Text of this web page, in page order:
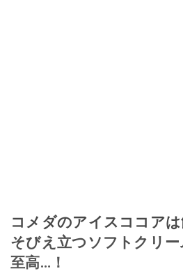
コメダのアイスココアは
そびえ立つソフトクリ
至高…！